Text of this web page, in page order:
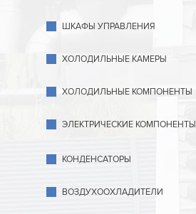
ШКАФЫ УПРАВЛЕНИЯ
ХОЛОДИЛЬНЫЕ КАМЕРЫ
ХОЛОДИЛЬНЫЕ КОМПОНЕНТЫ
ЭЛЕКТРИЧЕСКИЕ КОМПОНЕНТЫ
КОНДЕНСАТОРЫ
ВОЗДУХООХЛАДИТЕЛИ